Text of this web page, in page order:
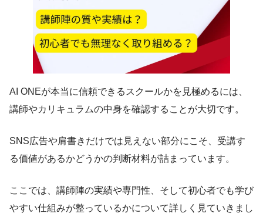
AI ONEが本当に信頼できるスクールかを見極めるには、
講師やカリキュラムの中身を確認することが大切です。
SNS広告や肩書きだけでは見えない部分にこそ、受講す
る価値があるかどうかの判断材料が詰まっています。
ここでは、講師陣の実績や専門性、そして初心者でも学び
やすい仕組みが整っているかについて詳しく見ていきまし